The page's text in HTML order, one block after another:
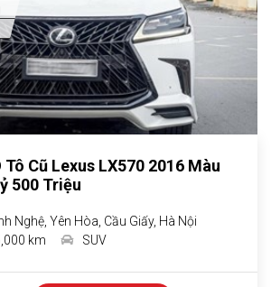
Tô Cũ Lexus LX570 2016 Màu
500 Triệu
Nghệ, Yên Hòa, Cầu Giấy, Hà Nội
km SUV